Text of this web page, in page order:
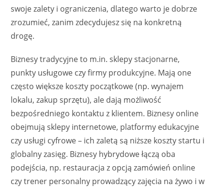
swoje zalety i ograniczenia, dlatego warto je dobrze
zrozumieć, zanim zdecydujesz się na konkretną
drogę.
Biznesy tradycyjne to m.in. sklepy stacjonarne,
punkty usługowe czy firmy produkcyjne. Mają one
często większe koszty początkowe (np. wynajem
lokalu, zakup sprzętu), ale dają możliwość
bezpośredniego kontaktu z klientem. Biznesy online
obejmują sklepy internetowe, platformy edukacyjne
czy usługi cyfrowe – ich zaletą są niższe koszty startu i
globalny zasięg. Biznesy hybrydowe łączą oba
podejścia, np. restauracja z opcją zamówień online
czy trener personalny prowadzący zajęcia na żywo i w